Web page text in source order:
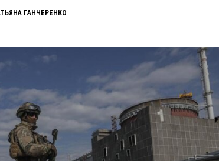
ГАНЧЕРЕНКО